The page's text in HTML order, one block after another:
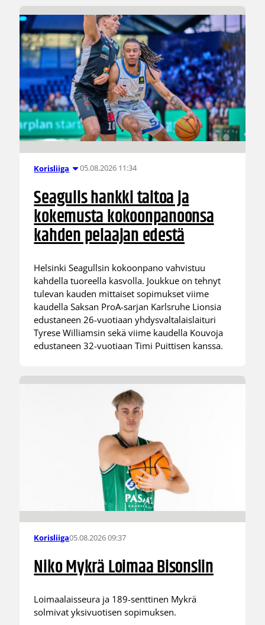
Korisliiga 05.08.2026 11:34
Seagulls hankki taitoa ja
kokemusta kokoonpanoonsa
kahden pelaajan edestä
Helsinki Seagullsin kokoonpano vahvistuu
kahdella tuoreella kasvolla. Joukkue on tehnyt
tulevan kauden mittaiset sopimukset viime
kaudella Saksan ProA-sarjan Karlsruhe Lionsia
edustaneen 26-vuotiaan yhdysvaltalaislaituri
Tyrese Williamsin sekä viime kaudella Kouvoja
edustaneen 32-vuotiaan Timi Puittisen kanssa.
Korisliiga05.08.2026 09:37
Niko Mykrä Loimaa Bisonsiin
Loimaalaisseura ja 189-senttinen Mykrä
solmivat yksivuotisen sopimuksen.